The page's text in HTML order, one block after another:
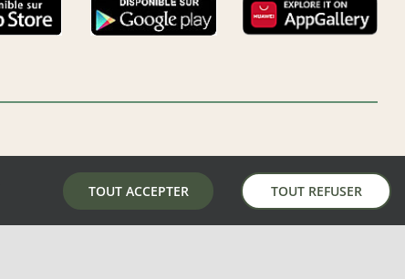
LA MAIRIE DE AUNAY-SOUS-AUNEAU
5 place de la mairie, 28700 Aunay-Sous-Auneau
TOUT ACCEPTER TOUT REFUSER